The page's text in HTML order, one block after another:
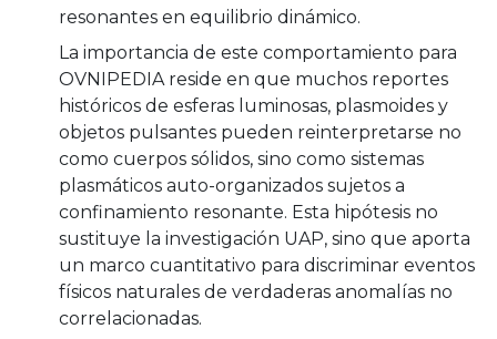
resonantes en equilibrio dinámico.
La importancia de este comportamiento para
OVNIPEDIA reside en que muchos reportes
históricos de esferas luminosas, plasmoides y
objetos pulsantes pueden reinterpretarse no
como cuerpos sólidos, sino como sistemas
plasmáticos auto-organizados sujetos a
confinamiento resonante. Esta hipótesis no
sustituye la investigación UAP, sino que aporta
un marco cuantitativo para discriminar eventos
físicos naturales de verdaderas anomalías no
correlacionadas.